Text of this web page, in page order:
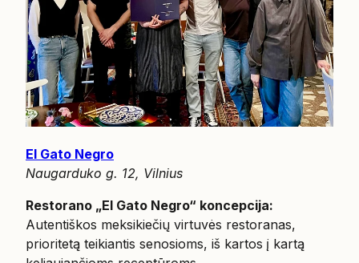
El Gato Negro
Naugarduko g. 12, Vilnius
Restorano „El Gato Negro“ koncepcija:
Autentiškos meksikiečių virtuvės restoranas,
prioritetą teikiantis senosioms, iš kartos į kartą